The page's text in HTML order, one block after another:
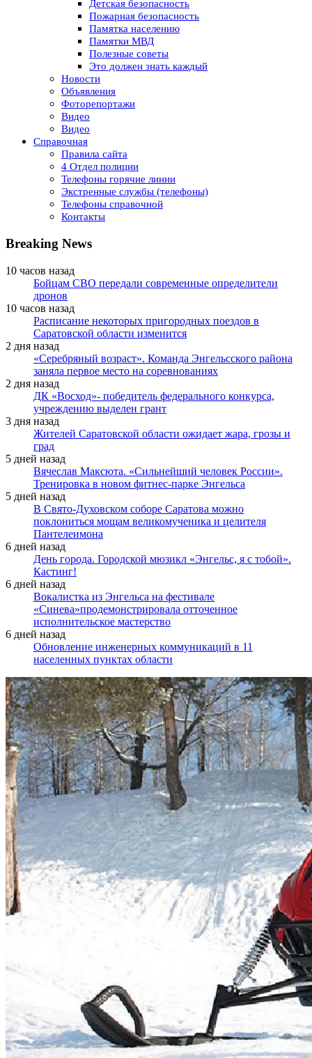
Детская безопасность
Пожарная безопасность
Памятка населению
Памятки МВД
Полезные советы
Это должен знать каждый
Новости
Объявления
Фоторепортажи
Видео
Видео
Справочная
Правила сайта
4 Отдел полиции
Телефоны горячие линии
Экстренные службы (телефоны)
Телефоны справочной
Контакты
Breaking News
10 часов назад
Бойцам СВО передали современные определители
дронов
10 часов назад
Расписание некоторых пригородных поездов в
Саратовской области изменится
2 дня назад
«Серебряный возраст». Команда Энгельсского района
заняла первое место на соревнованиях
2 дня назад
ДК «Восход»- победитель федерального конкурса,
учреждению выделен грант
3 дня назад
Жителей Саратовской области ожидает жара, грозы и
град
5 дней назад
Вячеслав Максюта. «Сильнейший человек России».
Тренировка в новом фитнес-парке Энгельса
5 дней назад
В Свято-Духовском соборе Саратова можно
поклониться мощам великомученика и целителя
Пантелеимона
6 дней назад
День города. Городской мюзикл «Энгельс, я с тобой».
Кастинг!
6 дней назад
Вокалистка из Энгельса на фестивале
«Синева»продемонстрировала отточенное
исполнительское мастерство
6 дней назад
Обновление инженерных коммуникаций в 11
населенных пунктах области